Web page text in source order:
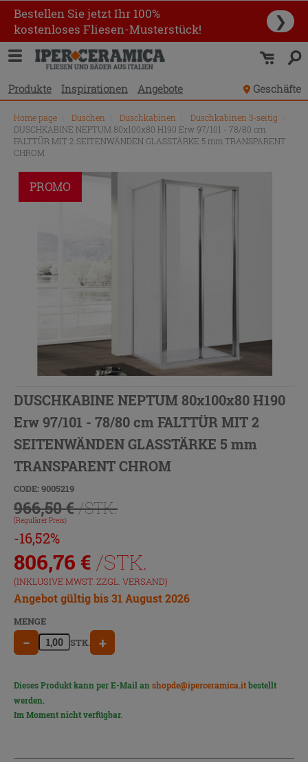
Bestellen Sie jetzt Ihr 100%
kostenloses Fliesen-Musterstück!
❯
Produkte Inspirationen Angebote Geschäfte
Home page Duschen Duschkabinen Duschkabinen 3-seitig
DUSCHKABINE NEPTUM 80x100x80 H190 Erw 97/101 - 78/80 cm
FALTTÜR MIT 2 SEITENWÄNDEN GLASSTÄRKE 5 mm TRANSPARENT
CHROM
PROMO
DUSCHKABINE NEPTUM 80x100x80 H190
Erw 97/101 - 78/80 cm FALTTÜR MIT 2
SEITENWÄNDEN GLASSTÄRKE 5 mm
TRANSPARENT CHROM
CODE: 9005219
966,50 €/STK.
(Regulärer Preis)
-16,52%
806,76 € /STK.
(INKLUSIVE MWST. ZZGL. VERSAND)
Angebot gültig bis 31 August 2026
MENGE
− STK. +
Dieses Produkt kann per E-Mail anshopde@iperceramica.itbestellt
werden.
Im Moment nicht verfügbar.